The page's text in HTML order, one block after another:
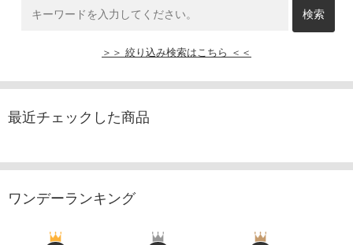
＞＞ 絞り込み検索はこちら ＜＜
最近チェックした商品
ワンデーランキング